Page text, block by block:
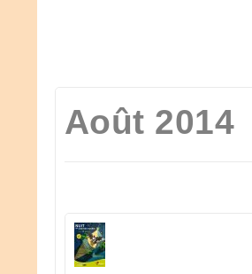
Août 2014